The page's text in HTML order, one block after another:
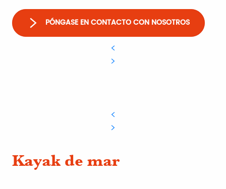
PÓNGASE EN CONTACTO CON NOSOTROS
Kayak de mar